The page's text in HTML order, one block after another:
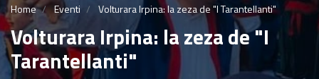
Home Eventi Volturara Irpina: la zeza de "I Tarantellanti"
Volturara Irpina: la zeza de "I
Tarantellanti"